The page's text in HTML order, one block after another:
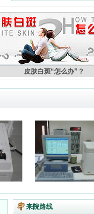
皮肤白斑“怎么办”？
来院路线